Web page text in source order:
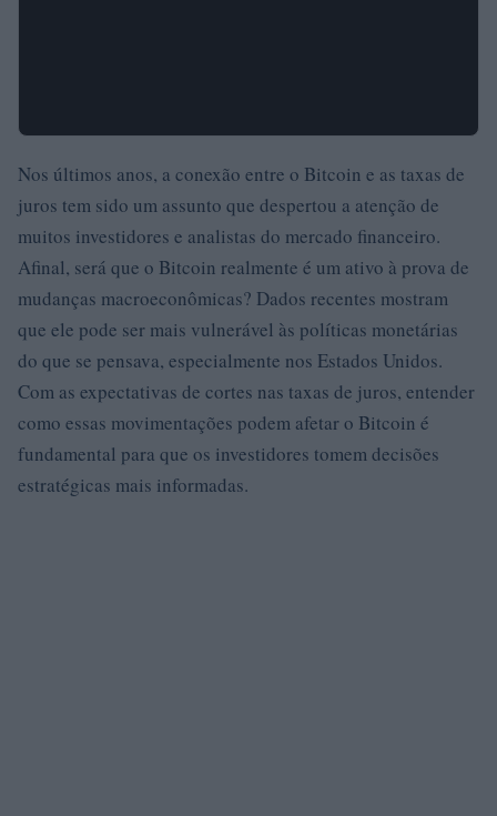
Nos últimos anos, a conexão entre o Bitcoin e as taxas de
juros tem sido um assunto que despertou a atenção de
muitos investidores e analistas do mercado financeiro.
Afinal, será que o Bitcoin realmente é um ativo à prova de
mudanças macroeconômicas? Dados recentes mostram
que ele pode ser mais vulnerável às políticas monetárias
do que se pensava, especialmente nos Estados Unidos.
Com as expectativas de cortes nas taxas de juros, entender
como essas movimentações podem afetar o Bitcoin é
fundamental para que os investidores tomem decisões
estratégicas mais informadas.